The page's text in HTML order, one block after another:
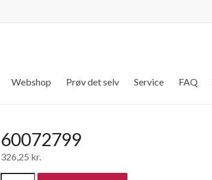
Webshop Prøv det selv Service FAQ
60072799
326,25 kr.